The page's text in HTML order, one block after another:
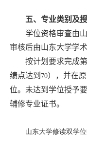
五、专业类别及
学位资格审查由
审核后由山东大学学
按计划要求完成
绩点达到 70），并在
位。未达到学位授予
辅修专业证书。
山东大学修读双学位